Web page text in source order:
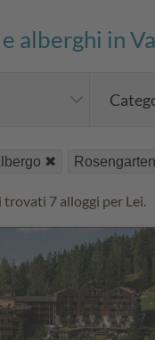
alberghi in
trovati 7 alloggi per Lei.